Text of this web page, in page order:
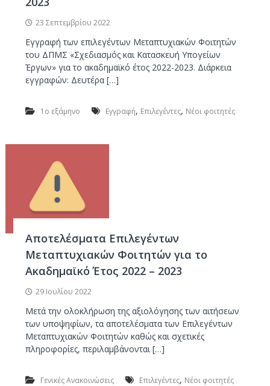
23 Σεπτεμβρίου 2022
Εγγραφή των επιλεγέντων Μεταπτυχιακών Φοιτητών
του ΔΠΜΣ «Σχεδιασμός και Κατασκευή Υπογείων
Έργων» για το ακαδημαϊκό έτος 2022-2023. Διάρκεια
εγγραφών: Δευτέρα […]
1ο εξάμηνο Εγγραφή, Επιλεγέντες, Νέοι φοιτητές
Αποτελέσματα Επιλεγέντων
Μεταπτυχιακών Φοιτητών για το
Ακαδημαϊκό Έτος 2022 – 2023
29 Ιουλίου 2022
Μετά την ολοκλήρωση της αξιολόγησης των αιτήσεων
των υποψηφίων, τα αποτελέσματα των Επιλεγέντων
Μεταπτυχιακών Φοιτητών καθώς και σχετικές
πληροφορίες, περιλαμβάνονται […]
Γενικές Ανακοινώσεις Επιλεγέντες, Νέοι φοιτητές